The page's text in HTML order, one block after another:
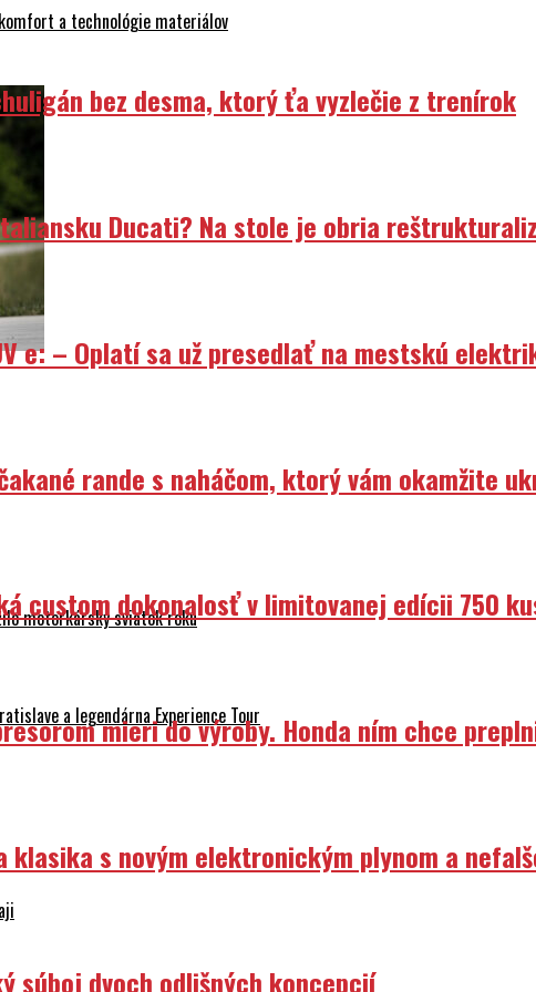
a technológie materiálov
motorkársky sviatok roku
a legendárna Experience Tour
bez desma, ktorý ťa vyzlečie z trenírok
taliansku Ducati? Na stole je obria
e: – Oplatí sa už presedlať na mestskú
rande s naháčom, ktorý vám okamžite
custom dokonalosť v limitovanej edícii 750
mieri do výroby. Honda ním chce
klasika s novým elektronickým plynom a
súboj dvoch odlišných koncepcií